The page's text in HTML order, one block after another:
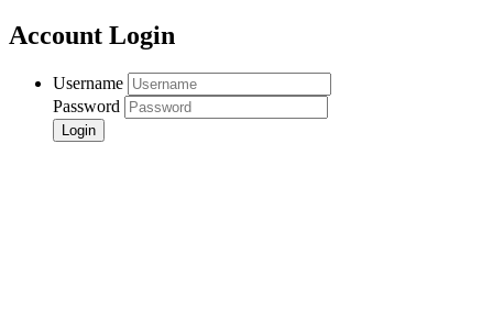
Account Login
Username
Password